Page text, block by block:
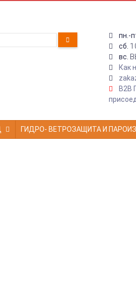
пн.-
сб.
вс.
Как
B2B
ГИДРО- ВЕТРОЗАЩИТА И